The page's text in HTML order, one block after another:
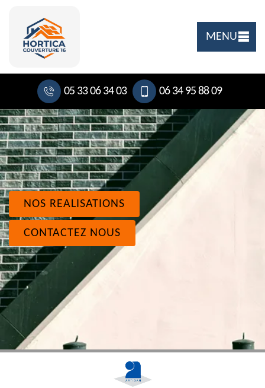
MENU
05 33 06 34 03 06 34 95 88 09
NOS REALISATIONS
CONTACTEZ NOUS